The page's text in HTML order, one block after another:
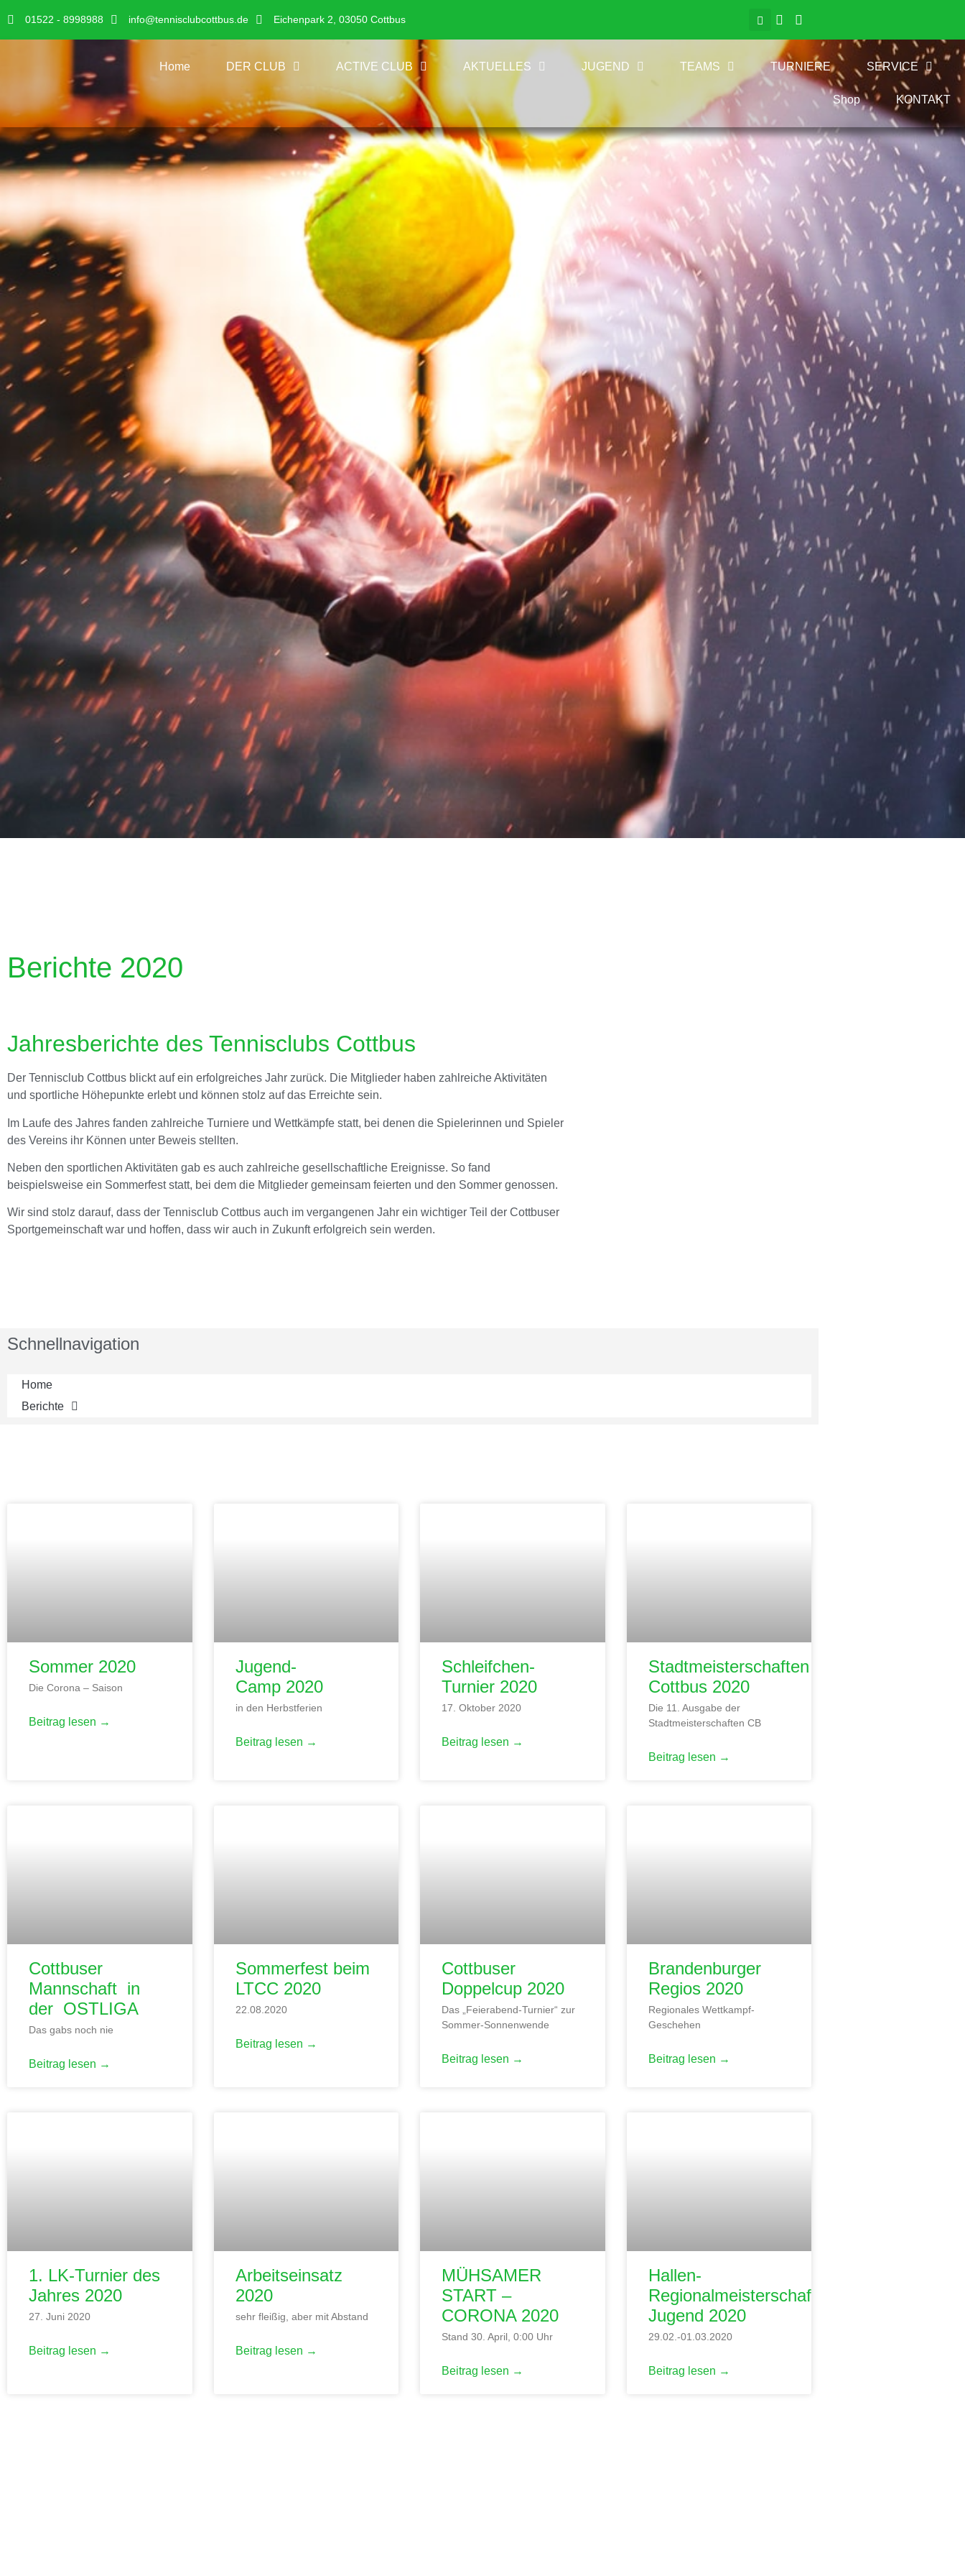
01522 - 8998988 info@tennisclubcottbus.de Eichenpark 2, 03050 Cottbus
Home DER CLUB ACTIVE CLUB AKTUELLES JUGEND TEAMS TURNIERE SERVICE
Shop KONTAKT
Berichte 2020
Jahresberichte des Tennisclubs Cottbus
Der Tennisclub Cottbus blickt auf ein erfolgreiches Jahr zurück. Die Mitglieder haben zahlreiche Aktivitäten
und sportliche Höhepunkte erlebt und können stolz auf das Erreichte sein.
Im Laufe des Jahres fanden zahlreiche Turniere und Wettkämpfe statt, bei denen die Spielerinnen und Spieler
des Vereins ihr Können unter Beweis stellten.
Neben den sportlichen Aktivitäten gab es auch zahlreiche gesellschaftliche Ereignisse. So fand
beispielsweise ein Sommerfest statt, bei dem die Mitglieder gemeinsam feierten und den Sommer genossen.
Wir sind stolz darauf, dass der Tennisclub Cottbus auch im vergangenen Jahr ein wichtiger Teil der Cottbuser
Sportgemeinschaft war und hoffen, dass wir auch in Zukunft erfolgreich sein werden.
Schnellnavigation
Home
Berichte
Sommer 2020
Die Corona – Saison
Beitrag lesen →
Jugend-
Camp 2020
in den Herbstferien
Beitrag lesen →
Schleifchen-
Turnier 2020
17. Oktober 2020
Beitrag lesen →
Stadtmeisterschaften
Cottbus 2020
Die 11. Ausgabe der
Stadtmeisterschaften CB
Beitrag lesen →
Cottbuser
Mannschaft in
der OSTLIGA
Das gabs noch nie
Beitrag lesen →
Sommerfest beim
LTCC 2020
22.08.2020
Beitrag lesen →
Cottbuser
Doppelcup 2020
Das „Feierabend-Turnier“ zur
Sommer-Sonnenwende
Beitrag lesen →
Brandenburger
Regios 2020
Regionales Wettkampf-
Geschehen
Beitrag lesen →
1. LK-Turnier des
Jahres 2020
27. Juni 2020
Beitrag lesen →
Arbeitseinsatz
2020
sehr fleißig, aber mit Abstand
Beitrag lesen →
MÜHSAMER
START –
CORONA 2020
Stand 30. April, 0:00 Uhr
Beitrag lesen →
Hallen-
Regionalmeisterschaften
Jugend 2020
29.02.-01.03.2020
Beitrag lesen →